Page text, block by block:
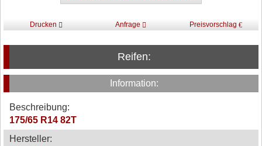
Drucken Anfrage Preisvorschlag
Reifen:
Information:
Beschreibung:
175/65 R14 82T
Hersteller: